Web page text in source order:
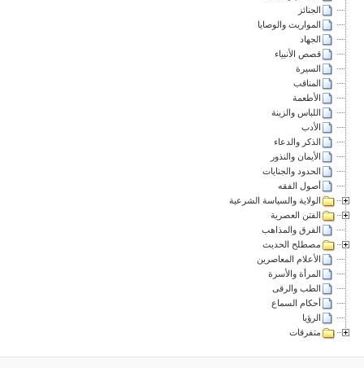
الجنائز
المواريث والوصايا
الجهاد
قصص الأنبياء
السيرة
المناقب
الأطعمة
اللباس والزينة
الأدب
الذكر والدعاء
الأيمان والنذور
الحدود والجنايات
أصول الفقه
الولاية والسياسة الشرعية
الفتن العصرية
الفرق والمذاهب
مصطلح الحديث
الأعلام المعاصرين
المرأة والأسرة
الطب والرقى
أحكام السماع
الرؤيا
متفرقات